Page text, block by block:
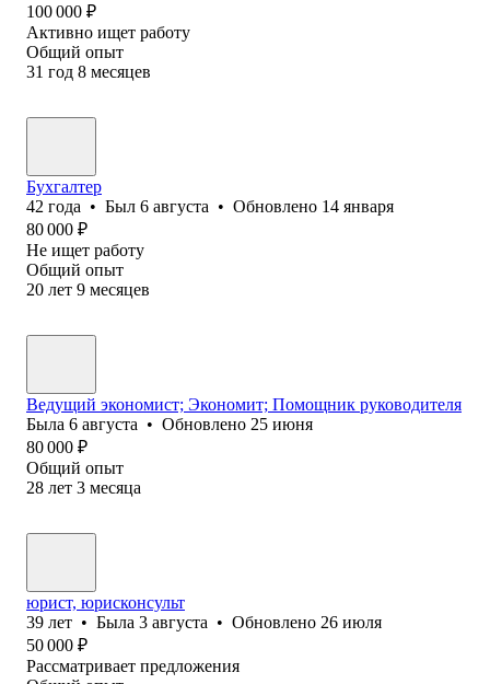
100 000 ₽
Активно ищет работу
Общий опыт
31 год 8 месяцев
Бухгалтер
42 года • Был 6 августа • Обновлено 14 января
80 000 ₽
Не ищет работу
Общий опыт
20 лет 9 месяцев
Ведущий экономист; Экономит; Помощник руководителя
Была 6 августа • Обновлено 25 июня
80 000 ₽
Общий опыт
28 лет 3 месяца
юрист, юрисконсульт
39 лет • Была 3 августа • Обновлено 26 июля
50 000 ₽
Рассматривает предложения